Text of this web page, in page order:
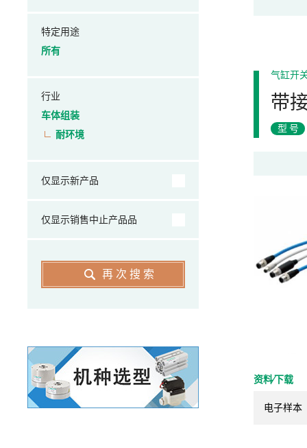
气缸开
带
型号
资料⁄下载
电子样本
特定用途
所有
行业
车体组装
耐环境
仅显示新产品
仅显示销售中止产品品
再次搜索